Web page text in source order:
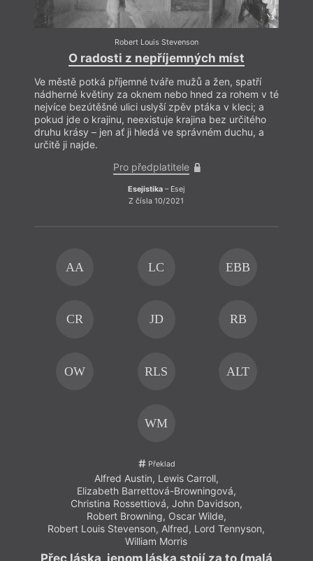
Robert Louis Stevenson
O radosti z nepříjemných míst
Ve městě potká příjemné tváře mužů a žen, spatří
nádherné květiny za oknem nebo hned za rohem v té
nejvíce bezútěšné ulici uslyší zpěv ptáka v kleci; a
pokud jde o krajinu, neexistuje krajina bez určitého
druhu krásy – jen ať ji hledá ve správném duchu, a
určitě ji najde.
Pro předplatitele
Esejistika– Esej
Z čísla 10/2021
AA LC EBB
CR JD RB
OW RLS ALT
WM
Překlad
Alfred Austin, Lewis Carroll,
Elizabeth Barrettová-Browningová,
Christina Rossettiová, John Davidson,
Robert Browning, Oscar Wilde,
Robert Louis Stevenson, Alfred, Lord Tennyson,
William Morris
Přec láska, jenom láska stojí za to (malá